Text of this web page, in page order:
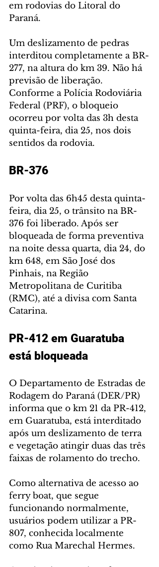
em rodovias do Litoral do
Paraná.
Um deslizamento de pedras
interditou completamente a BR-
277, na altura do km 39. Não há
previsão de liberação.
Conforme a Polícia Rodoviária
Federal (PRF), o bloqueio
ocorreu por volta das 3h desta
quinta-feira, dia 25, nos dois
sentidos da rodovia.
BR-376
Por volta das 6h45 desta quinta-
feira, dia 25, o trânsito na BR-
376 foi liberado. Após ser
bloqueada de forma preventiva
na noite dessa quarta, dia 24, do
km 648, em São José dos
Pinhais, na Região
Metropolitana de Curitiba
(RMC), até a divisa com Santa
Catarina.
PR-412 em Guaratuba
está bloqueada
O Departamento de Estradas de
Rodagem do Paraná (DER/PR)
informa que o km 21 da PR-412,
em Guaratuba, está interditado
após um deslizamento de terra
e vegetação atingir duas das três
faixas de rolamento do trecho.
Como alternativa de acesso ao
ferry boat, que segue
funcionando normalmente,
usuários podem utilizar a PR-
807, conhecida localmente
como Rua Marechal Hermes.